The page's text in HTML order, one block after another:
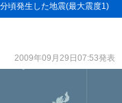
頃発生した地震(最大震度1)
2009年09月29日07:53発表